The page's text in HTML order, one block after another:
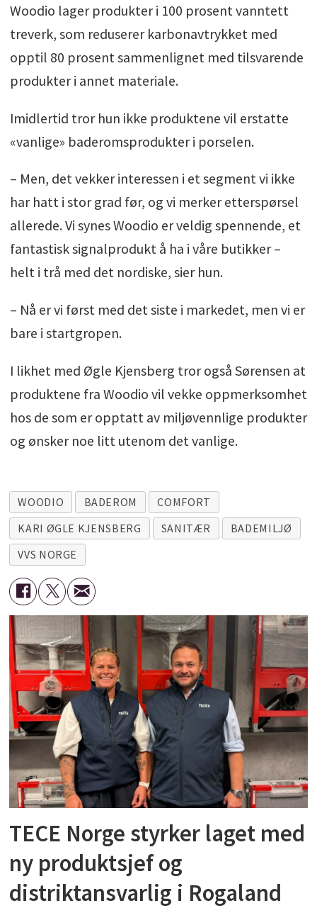
Woodio lager produkter i 100 prosent vanntett
treverk, som reduserer karbonavtrykket med
opptil 80 prosent sammenlignet med tilsvarende
produkter i annet materiale.
Imidlertid tror hun ikke produktene vil erstatte
«vanlige» baderomsprodukter i porselen.
– Men, det vekker interessen i et segment vi ikke
har hatt i stor grad før, og vi merker etterspørsel
allerede. Vi synes Woodio er veldig spennende, et
fantastisk signalprodukt å ha i våre butikker –
helt i trå med det nordiske, sier hun.
– Nå er vi først med det siste i markedet, men vi er
bare i startgropen.
I likhet med Øgle Kjensberg tror også Sørensen at
produktene fra Woodio vil vekke oppmerksomhet
hos de som er opptatt av miljøvennlige produkter
og ønsker noe litt utenom det vanlige.
WOODIO BADEROM
COMFORT
KARI ØGLE KJENSBERG
SANITÆR
BADEMILJØ
VVS NORGE
TECE Norge styrker laget med
ny produktsjef og
distriktansvarlig i Rogaland